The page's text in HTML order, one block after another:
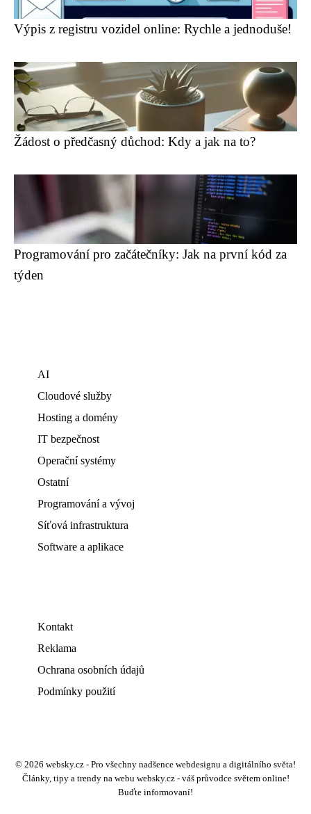
Výpis z registru vozidel online: Rychle a jednoduše!
Žádost o předčasný důchod: Kdy a jak na to?
Programování pro začátečníky: Jak na první kód za
týden
AI
Cloudové služby
Hosting a domény
IT bezpečnost
Operační systémy
Ostatní
Programování a vývoj
Síťová infrastruktura
Software a aplikace
Kontakt
Reklama
Ochrana osobních údajů
Podmínky použití
© 2026 websky.cz - Pro všechny nadšence webdesignu a digitálního světa!
Články, tipy a trendy na webu websky.cz - váš průvodce světem online!
Buďte informovaní!